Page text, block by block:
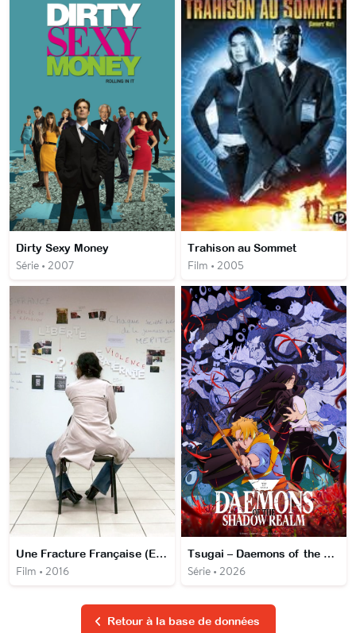
Dirty Sexy Money
Série • 2007
Trahison au Sommet
Film • 2005
Une Fracture Française (Et si je ne suis pas Charlie ?)
Film • 2016
Tsugai – Daemons of the Shadow Realm
Série • 2026
Retour à la base de données